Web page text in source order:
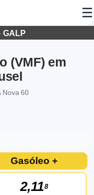
☰
GALP
(VMF) em
Nova 60
em
GALP Cano
Gasóleo +
2,118